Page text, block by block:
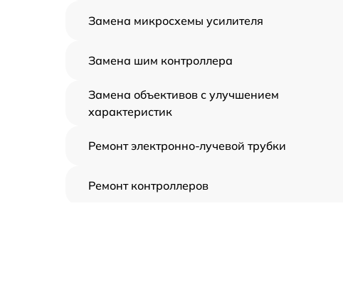
Замена микросхемы усилителя
Замена шим контроллера
Замена объективов с улучшением
характеристик
Ремонт электронно-лучевой трубки
Ремонт контроллеров